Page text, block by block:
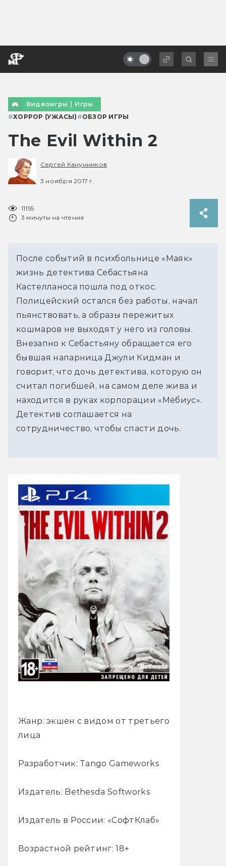
Видеоигры | Игры
#ХОРРОР (УЖАСЫ) #ОБЗОР ИГРЫ
The Evil Within 2
Сергей Канунников
3 ноября 2017 г.
11155
3 минуты на чтение
После событий в психбольнице «Маяк»
жизнь детектива Себастьяна
Кастелланоса пошла под откос.
Полицейский остался без работы, начал
пьянствовать, а образы пережитых
кошмаров не выходят у него из головы.
Внезапно к Себастьяну обращается его
бывшая напарница Джули Кидман и
говорит, что дочь детектива, которую он
считал погибшей, на самом деле жива и
находится в руках корпорации «Мёбиус».
Детектив соглашается на
сотрудничество, чтобы спасти дочь.
Жанр: экшен с видом от третьего
лица
Разработчик: Tango Gameworks
Издатель: Bethesda Softworks
Издатель в России: «СофтКлаб»
Возрастной рейтинг: 18+